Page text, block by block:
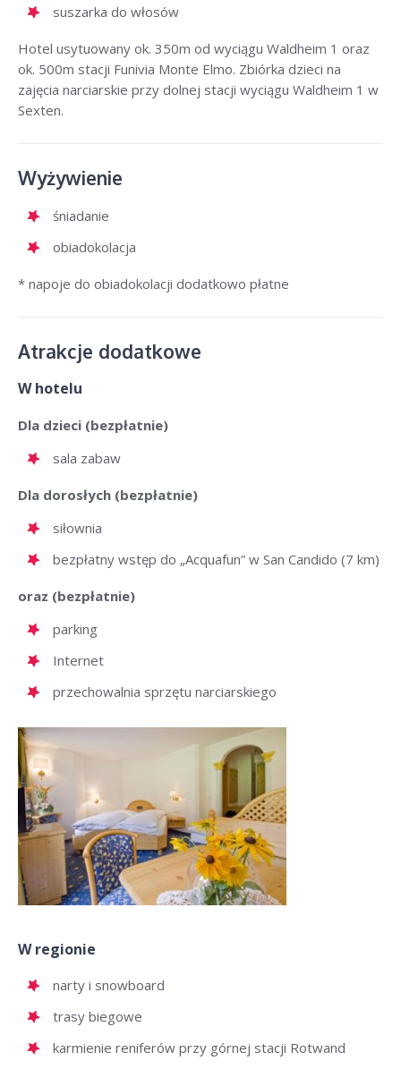
suszarka do włosów
Hotel usytuowany ok. 350m od wyciągu Waldheim 1 oraz
ok. 500m stacji Funivia Monte Elmo. Zbiórka dzieci na
zajęcia narciarskie przy dolnej stacji wyciągu Waldheim 1 w
Sexten.
Wyżywienie
śniadanie
obiadokolacja
* napoje do obiadokolacji dodatkowo płatne
Atrakcje dodatkowe
W hotelu
Dla dzieci (bezpłatnie)
sala zabaw
Dla dorosłych (bezpłatnie)
siłownia
bezpłatny wstęp do „Acquafun” w San Candido (7 km)
oraz (bezpłatnie)
parking
Internet
przechowalnia sprzętu narciarskiego
W regionie
narty i snowboard
trasy biegowe
karmienie reniferów przy górnej stacji Rotwand